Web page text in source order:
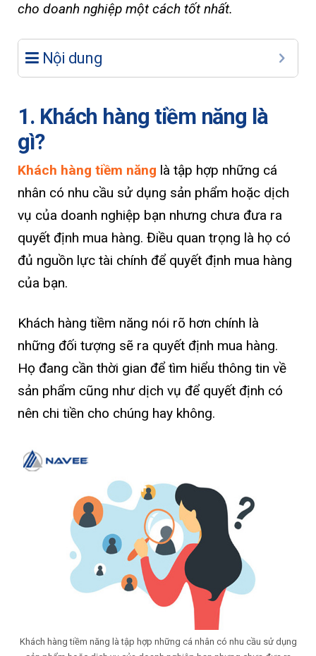
cho doanh nghiệp một cách tốt nhất.
Nội dung
1. Khách hàng tiềm năng là
gì?
Khách hàng tiềm năng là tập hợp những cá
nhân có nhu cầu sử dụng sản phẩm hoặc dịch
vụ của doanh nghiệp bạn nhưng chưa đưa ra
quyết định mua hàng. Điều quan trọng là họ có
đủ nguồn lực tài chính để quyết định mua hàng
của bạn.
Khách hàng tiềm năng nói rõ hơn chính là
những đối tượng sẽ ra quyết định mua hàng.
Họ đang cần thời gian để tìm hiểu thông tin về
sản phẩm cũng như dịch vụ để quyết định có
nên chi tiền cho chúng hay không.
Khách hàng tiềm năng là tập hợp những cá nhân có nhu cầu sử dụng